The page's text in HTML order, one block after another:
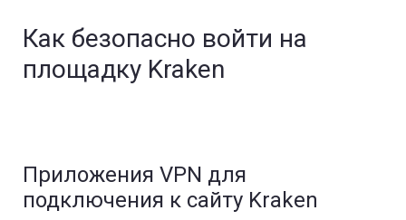
Как безопасно войти на
площадку Kraken
Приложения VPN для
подключения к сайту Kraken